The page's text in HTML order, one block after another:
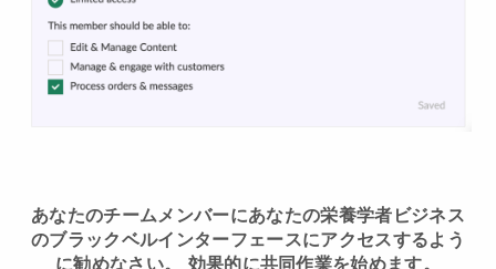
あなたのチームメンバーにあなたの栄養学者ビジネス
のブラックベルインターフェースにアクセスするよう
に勧めなさい。
効果的に共同作業を始めます。